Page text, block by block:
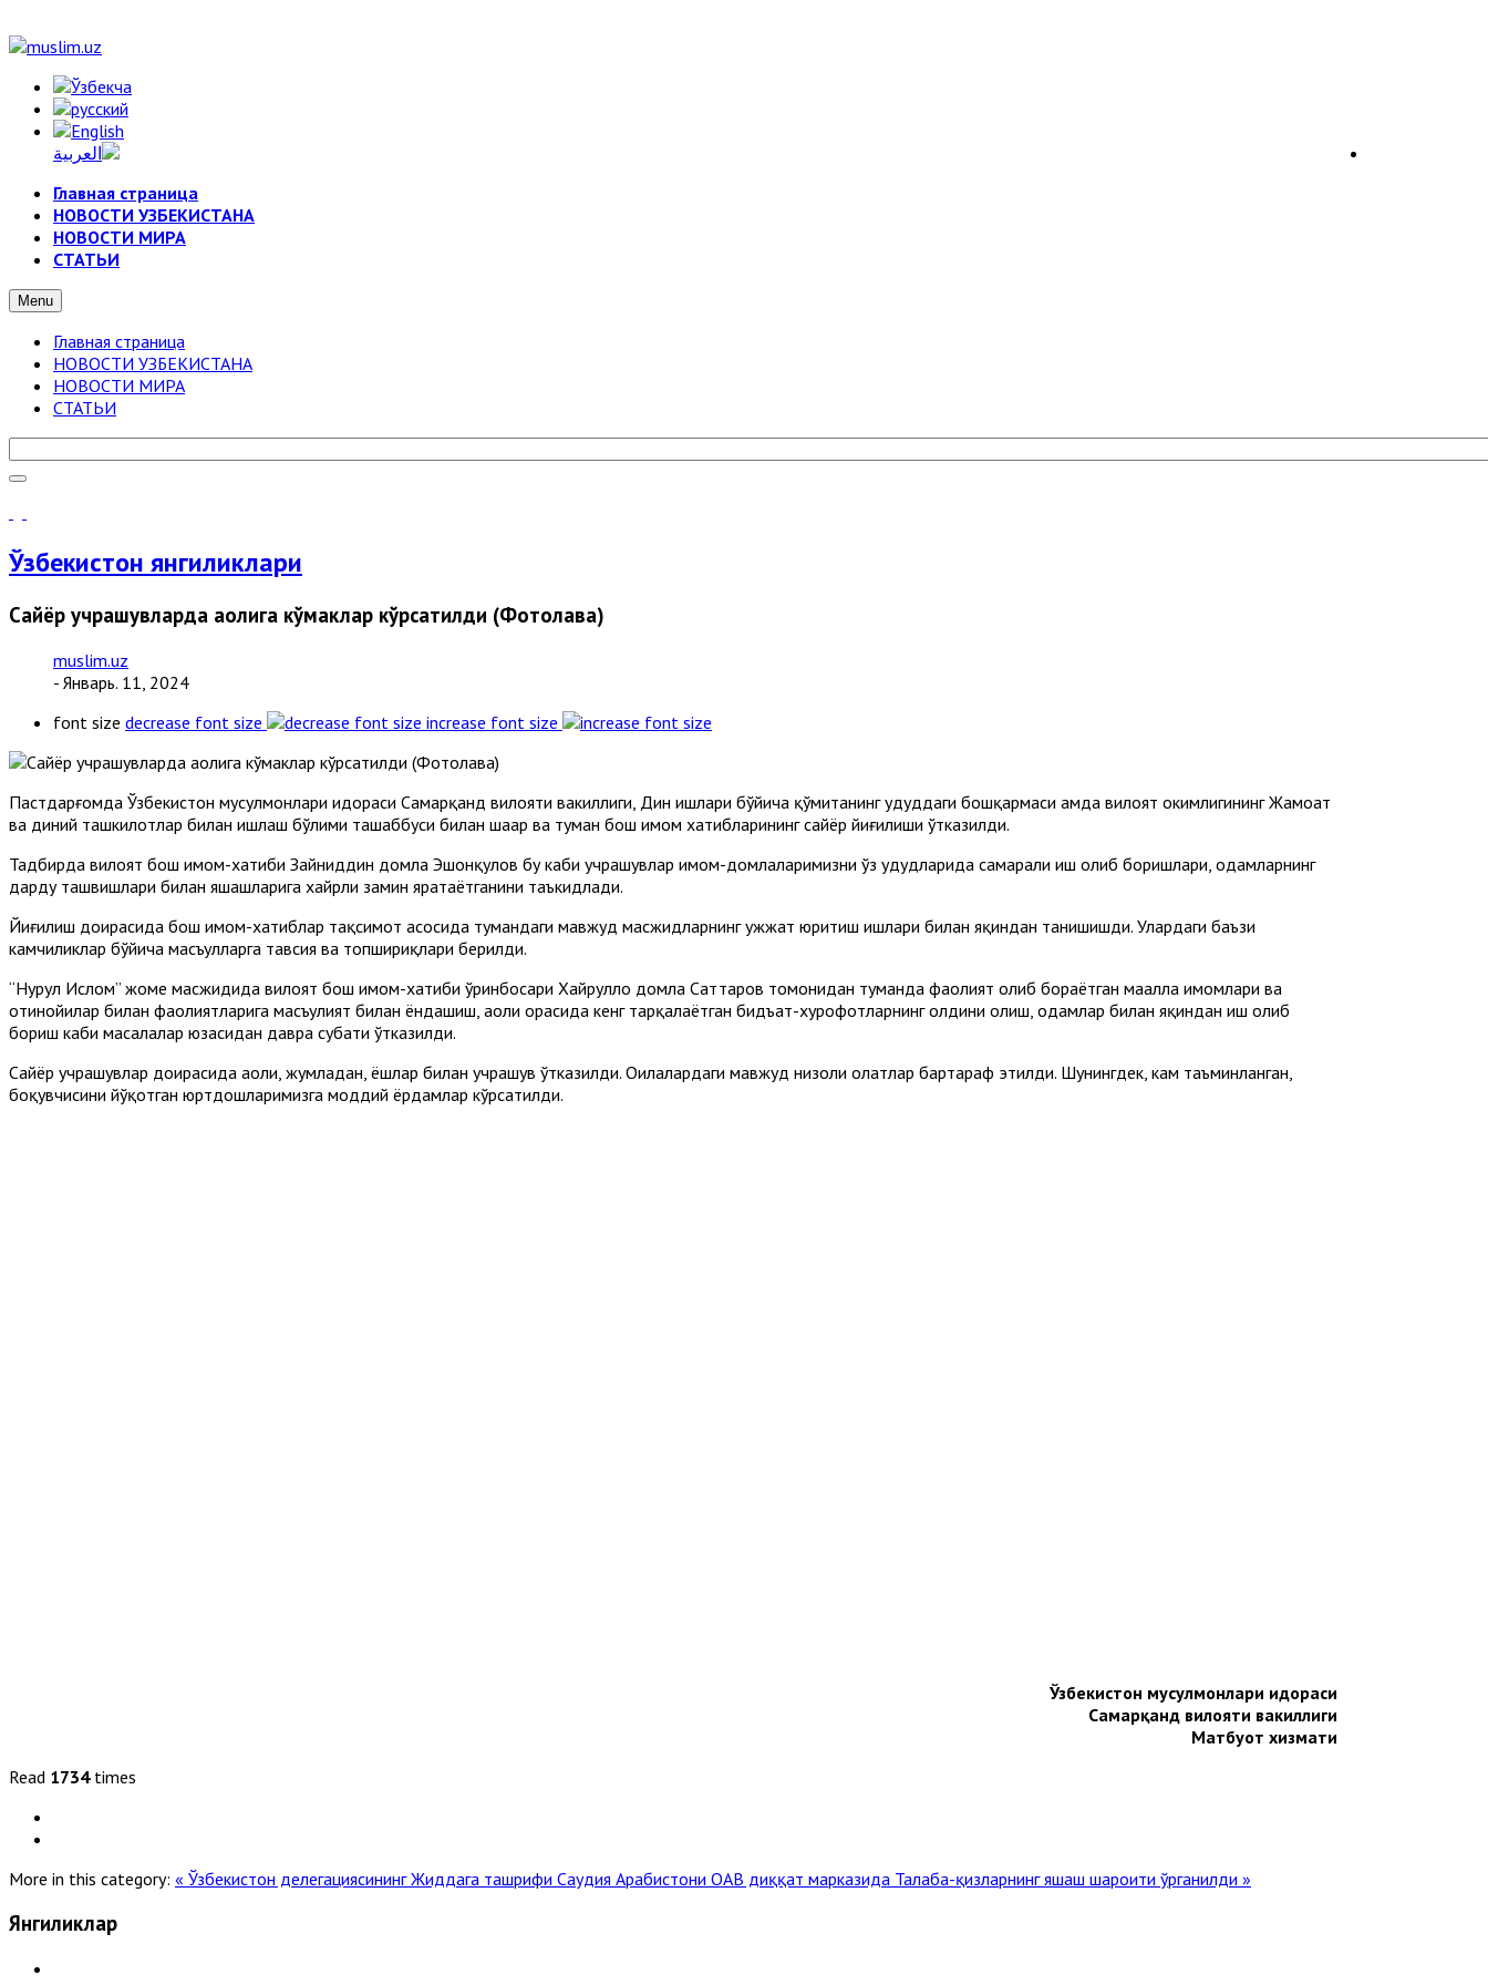
Главная страница
НОВОСТИ УЗБЕКИСТАНА
НОВОСТИ МИРА
СТАТЬИ
Menu
Главная страница
НОВОСТИ УЗБЕКИСТАНА
НОВОСТИ МИРА
СТАТЬИ
Ўзбекистон янгиликлари
Сайёр учрашувларда аҳолига кўмаклар кўрсатилди (Фотолавҳа)
muslim.uz
- Январь. 11, 2024
font size decrease font size increase font size
Пастдарғомда Ўзбекистон мусулмонлари идораси Самарқанд вилояти вакиллиги, Дин ишлари бўйича қўмитанинг ҳудуддаги бошқармаси ҳамда вилоят ҳокимлигининг Жамоат
ва диний ташкилотлар билан ишлаш бўлими ташаббуси билан шаҳар ва туман бош имом хатибларининг сайёр йиғилиши ўтказилди.
Тадбирда вилоят бош имом-хатиби Зайниддин домла Эшонқулов бу каби учрашувлар имом-домлаларимизни ўз ҳудудларида самарали иш олиб боришлари, одамларнинг
дарду ташвишлари билан яшашларига хайрли замин яратаётганини таъкидлади.
Йиғилиш доирасида бош имом-хатиблар тақсимот асосида тумандаги мавжуд масжидларнинг ҳужжат юритиш ишлари билан яқиндан танишишди. Улардаги баъзи
камчиликлар бўйича масъулларга тавсия ва топшириқлари берилди.
“Нурул Ислом” жоме масжидида вилоят бош имом-хатиби ўринбосари Хайрулло домла Саттаров томонидан туманда фаолият олиб бораётган маҳалла имомлари ва
отинойилар билан фаолиятларига масъулият билан ёндашиш, аҳоли орасида кенг тарқалаётган бидъат-хурофотларнинг олдини олиш, одамлар билан яқиндан иш олиб
бориш каби масалалар юзасидан давра суҳбати ўтказилди.
Сайёр учрашувлар доирасида аҳоли, жумладан, ёшлар билан учрашув ўтказилди. Оилалардаги мавжуд низоли ҳолатлар бартараф этилди. Шунингдек, кам таъминланган,
боқувчисини йўқотган юртдошларимизга моддий ёрдамлар кўрсатилди.
Ўзбекистон мусулмонлари идораси
Самарқанд вилояти вакиллиги
Матбуот хизмати
Read 1734times
More in this category: « Ўзбекистон делегациясининг Жиддага ташрифи Саудия Арабистони ОАВ диққат марказида Талаба-қизларнинг яшаш шароити ўрганилди »
Янгиликлар